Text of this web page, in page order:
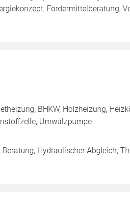
Fördermittelberatung,
BHKW, Holzheizung,
Umwälzpumpe
Hydraulischer Abgleich,